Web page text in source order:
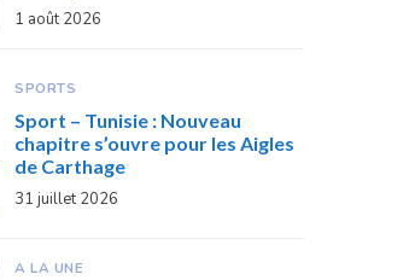
1 août 2026
SPORTS
Sport – Tunisie : Nouveau
chapitre s’ouvre pour les Aigles
de Carthage
31 juillet 2026
A LA UNE